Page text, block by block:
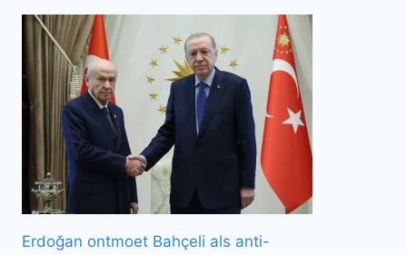
Erdoğan ontmoet Bahçeli als anti-